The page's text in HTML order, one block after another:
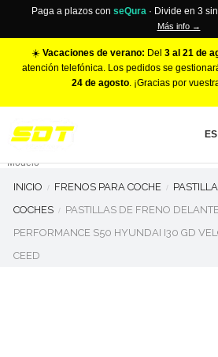
Paga a plazos con seQura · Divide en 3
Más info →
☀️ Vacaciones de verano: Del 3 al 21 de
atención telefónica. Los pedidos se
24 de agosto. ¡Gracias por
ES
Make
Modelo
INICIO FRENOS PARA COCHE
COCHES
PASTILLAS DE FRENO
PERFORMANCE S50 HYUNDAI I30 GD
CEED